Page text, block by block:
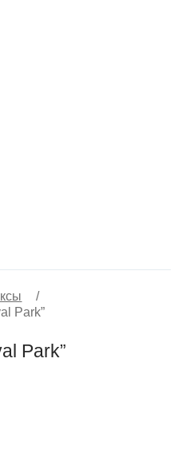
/
Park”
Park”